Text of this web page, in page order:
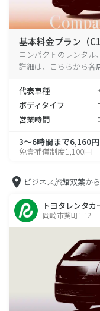
基本料金プラン（C1
コンパクトのレンタル
詳細は、こちらから各
代表車種
ボディタイプ
営業時間
3～6時間まで6,160円
免責補償制度1,100円
ビジネス旅館双葉から
トヨタレンタカ
岡崎市葵町1-12